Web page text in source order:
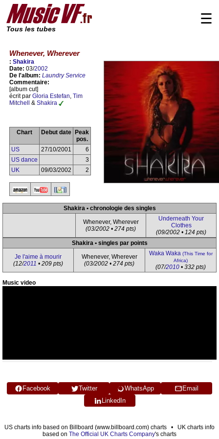
Tous les tubes
☰
Whenever, Wherever
: Shakira
Date: 03/2002
De l'album: Laundry Service
Commentaire:
[album cut]
écrit par Gloria Estefan, Tim
Mitchell
& Shakira
Chart Debut date
Peak
pos.
US
27/10/2001
6
US dance
3
UK
09/03/2002 2
Shakira • chronologie des singles
Whenever, Wherever
(03/2002 • 274 pts)
Underneath Your
Clothes
(09/2002 • 124 pts)
Shakira • singles par points
Je l'aime à mourir
(12/2011 • 209 pts)
Whenever, Wherever
(03/2002 • 274 pts)
Waka Waka (This Time for
Africa)
(07/2010 • 332 pts)
Music video
Facebook Twitter WhatsApp
Email
LinkedIn
US charts info based on Billboard (www.billboard.com) charts • UK charts info
based on The Official UK Charts Company's charts